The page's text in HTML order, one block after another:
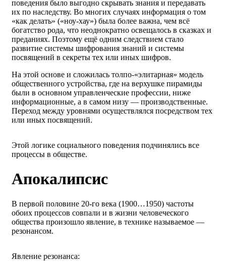
поведения было выгодно скрывать знания и передавать
их по наследству. Во многих случаях информация о том
«как делать» («ноу-хау») была более важна, чем всё
богатство рода, что неоднократно освещалось в сказках и
преданиях. Поэтому ещё одним следствием стало
развитие системы шифрования знаний и системы
посвящений в секреты тех или иных шифров.
На этой основе и сложилась толпо-«элитарная» модель
общественного устройства, где на верхушке пирамиды
были в основном управленческие профессии, ниже
информационные, а в самом низу — производственные.
Переход между уровнями осуществлялся посредством тех
или иных посвящений.
Этой логике социального поведения подчинялись все
процессы в обществе.
Апокалипсис
В первой половине 20-го века (1900…1950) частоты
обоих процессов совпали и в жизни человеческого
общества произошло явление, в технике называемое —
резонансом.
Явление резонанса: